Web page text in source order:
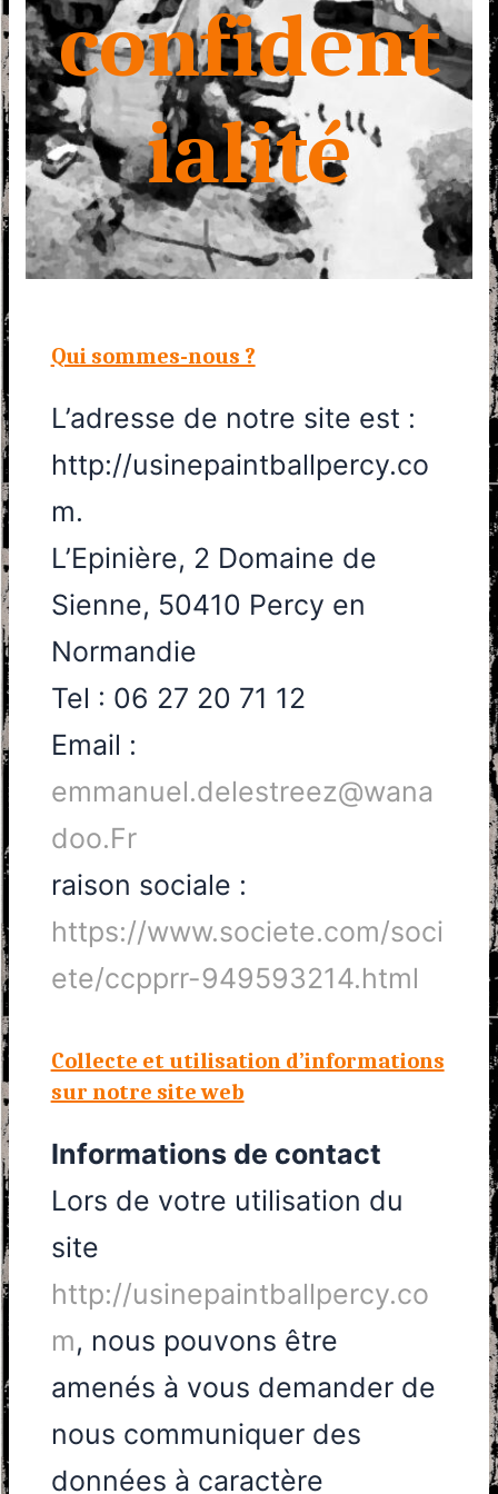
confident
ialité
Qui sommes-nous ?
L’adresse de notre site est :
http://usinepaintballpercy.co
m.
L’Epinière, 2 Domaine de
Sienne, 50410 Percy en
Normandie
Tel : 06 27 20 71 12
Email :
emmanuel.delestreez@wana
doo.Fr
raison sociale :
https://www.societe.com/soci
ete/ccpprr-949593214.html
Collecte et utilisation d’informations
sur notre site web
Informations de contact
Lors de votre utilisation du
site
http://usinepaintballpercy.co
m, nous pouvons être
amenés à vous demander de
nous communiquer des
données à caractère